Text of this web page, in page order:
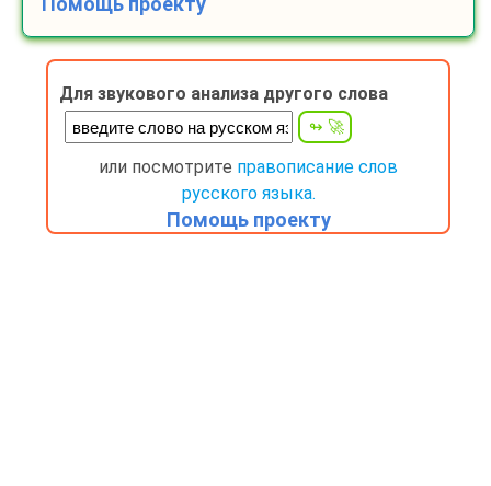
Для звукового анализа другого слова
или посмотрите правописание слов
русского языка.
Помощь проекту